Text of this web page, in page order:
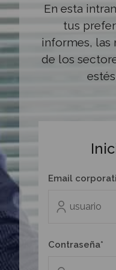
En esta
tus
informes, las
de los
Email
Contraseña*